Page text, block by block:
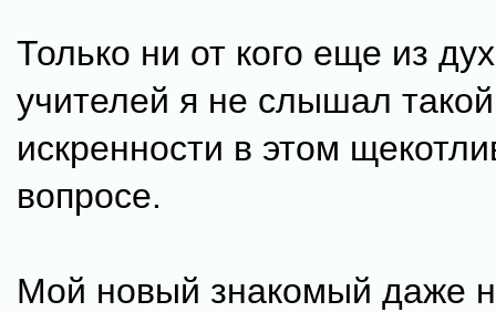
Только ни от кого еще из
учителей я не слышал
искренности в этом
вопросе.
Мой новый знакомый даже